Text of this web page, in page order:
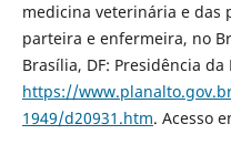
medicina veterinária e das
parteira e enfermeira, no
Brasília, DF: Presidência
https://
1949/d20931.htm. Acesso